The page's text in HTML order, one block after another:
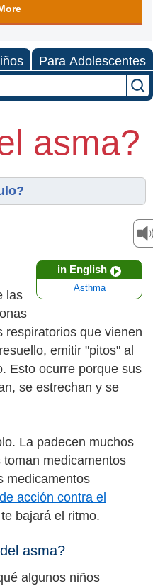
Para Adolescentes
asma?
in English
Asthma
las
respiratorios que vienen
emitir "pitos" al
Esto ocurre porque sus
se estrechan y se
La padecen muchos
medicamentos
medicamentos
acción contra el
bajará el ritmo.
asma?
algunos niños